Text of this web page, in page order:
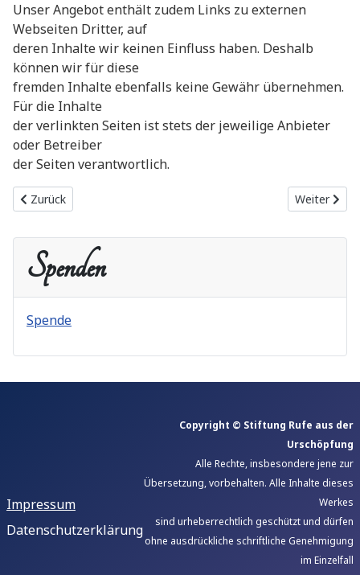
Unser Angebot enthält zudem Links zu externen
Webseiten Dritter, auf
deren Inhalte wir keinen Einfluss haben. Deshalb
können wir für diese
fremden Inhalte ebenfalls keine Gewähr übernehmen.
Für die Inhalte
der verlinkten Seiten ist stets der jeweilige Anbieter
oder Betreiber
der Seiten verantwortlich.
Vorheriger Beitrag: Im Lichte der Wahrheit
Zurück Nächster
Weiter
Spenden
Spende
Impressum
Datenschutzerklärung
Copyright © Stiftung Rufe aus der
Urschöpfung
Alle Rechte, insbesondere jene zur
Übersetzung, vorbehalten. Alle Inhalte dieses
Werkes
sind urheberrechtlich geschützt und dürfen
ohne ausdrückliche schriftliche Genehmigung
im Einzelfall